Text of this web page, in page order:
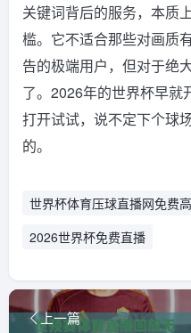
关键词背后的服务，本质
槛。它不适合那些对画质
告的极端用户，但对于绝
了。2026年的世界杯早就
打开试试，说不定下个球
的。
世界杯体育压球直播网免费
2026世界杯免费直播
上一篇